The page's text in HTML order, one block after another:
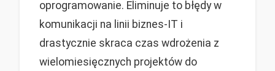
oprogramowanie. Eliminuje to błędy w
komunikacji na linii biznes-IT i
drastycznie skraca czas wdrożenia z
wielomiesięcznych projektów do